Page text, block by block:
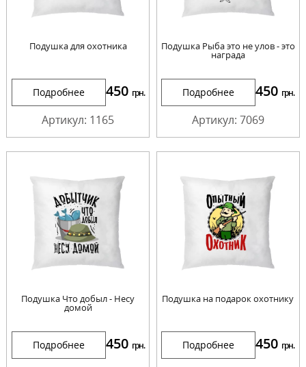
Подушка для охотника
Подробнее 450 грн.
Артикул: 1165
Подушка Рыба это не улов - это
награда
Подробнее 450 грн.
Артикул: 7069
Подушка Что добыл - Несу
домой
Подробнее 450 грн.
Подушка на подарок охотнику
Подробнее 450 грн.